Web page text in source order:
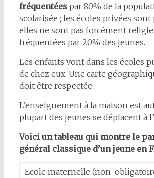
fréquentéespar 80% de la
scolarisée ; les écoles privées sont
elles ne sont pas forcément
fréquentées par 20% des jeunes.
Les enfants vont dans les écoles
de chez eux. Une carte
doit être respectée.
L’enseignement à la maison est
plupart des jeunes se déplacent à
Voici un tableau qui montre le
général classique d’un jeune en
Ecole maternelle (non-